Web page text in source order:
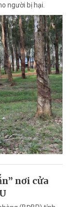
người bị hại.
nơi cửa